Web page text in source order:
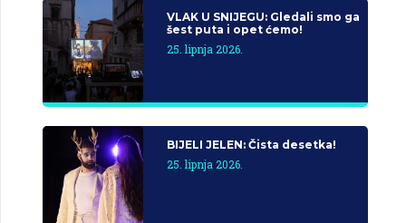
VLAK U SNIJEGU: Gledali smo ga
šest puta i opet ćemo!
25. lipnja 2026.
BIJELI JELEN: Čista desetka!
25. lipnja 2026.